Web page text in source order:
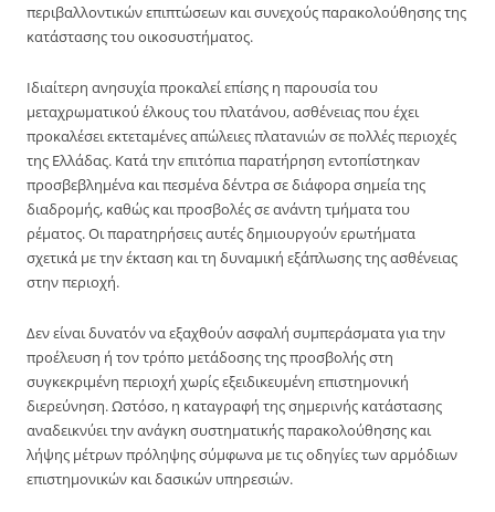
περιβαλλοντικών επιπτώσεων και συνεχούς παρακολούθησης της
κατάστασης του οικοσυστήματος.
Ιδιαίτερη ανησυχία προκαλεί επίσης η παρουσία του
μεταχρωματικού έλκους του πλατάνου, ασθένειας που έχει
προκαλέσει εκτεταμένες απώλειες πλατανιών σε πολλές περιοχές
της Ελλάδας. Κατά την επιτόπια παρατήρηση εντοπίστηκαν
προσβεβλημένα και πεσμένα δέντρα σε διάφορα σημεία της
διαδρομής, καθώς και προσβολές σε ανάντη τμήματα του
ρέματος. Οι παρατηρήσεις αυτές δημιουργούν ερωτήματα
σχετικά με την έκταση και τη δυναμική εξάπλωσης της ασθένειας
στην περιοχή.
Δεν είναι δυνατόν να εξαχθούν ασφαλή συμπεράσματα για την
προέλευση ή τον τρόπο μετάδοσης της προσβολής στη
συγκεκριμένη περιοχή χωρίς εξειδικευμένη επιστημονική
διερεύνηση. Ωστόσο, η καταγραφή της σημερινής κατάστασης
αναδεικνύει την ανάγκη συστηματικής παρακολούθησης και
λήψης μέτρων πρόληψης σύμφωνα με τις οδηγίες των αρμόδιων
επιστημονικών και δασικών υπηρεσιών.